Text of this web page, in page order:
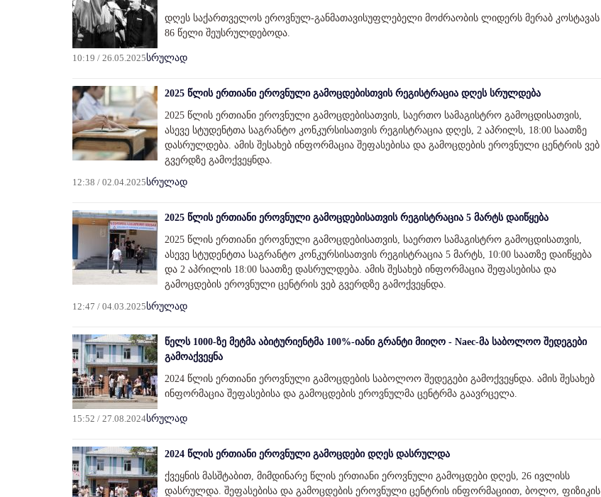
დღეს საქართველოს ეროვნულ-განმათავისუფლებელი მოძრაობის ლიდერს მერაბ კოსტავას
86 წელი შეუსრულდებოდა.
10:19 / 26.05.2025სრულად
2025 წლის ერთიანი ეროვნული გამოცდებისთვის რეგისტრაცია დღეს სრულდება
2025 წლის ერთიანი ეროვნული გამოცდებისათვის, საერთო სამაგისტრო გამოცდისათვის,
ასევე სტუდენტთა საგრანტო კონკურსისათვის რეგისტრაცია დღეს, 2 აპრილს, 18:00 საათზე
დასრულდება. ამის შესახებ ინფორმაცია შეფასებისა და გამოცდების ეროვნული ცენტრის ვებ
გვერდზე გამოქვეყნდა.
12:38 / 02.04.2025სრულად
2025 წლის ერთიანი ეროვნული გამოცდებისათვის რეგისტრაცია 5 მარტს დაიწყება
2025 წლის ერთიანი ეროვნული გამოცდებისათვის, საერთო სამაგისტრო გამოცდისათვის,
ასევე სტუდენტთა საგრანტო კონკურსისათვის რეგისტრაცია 5 მარტს, 10:00 საათზე დაიწყება
და 2 აპრილის 18:00 საათზე დასრულდება. ამის შესახებ ინფორმაცია შეფასებისა და
გამოცდების ეროვნული ცენტრის ვებ გვერდზე გამოქვეყნდა.
12:47 / 04.03.2025სრულად
წელს 1000-ზე მეტმა აბიტურიენტმა 100%-იანი გრანტი მიიღო - Naec-მა საბოლოო შედეგები
გამოაქვეყნა
2024 წლის ერთიანი ეროვნული გამოცდების საბოლოო შედეგები გამოქვეყნდა. ამის შესახებ
ინფორმაცია შეფასებისა და გამოცდების ეროვნულმა ცენტრმა გაავრცელა.
15:52 / 27.08.2024სრულად
2024 წლის ერთიანი ეროვნული გამოცდები დღეს დასრულდა
ქვეყნის მასშტაბით, მიმდინარე წლის ერთიანი ეროვნული გამოცდები დღეს, 26 ივლისს
დასრულდა. შეფასებისა და გამოცდების ეროვნული ცენტრის ინფორმაციით, ბოლო, ფიზიკის